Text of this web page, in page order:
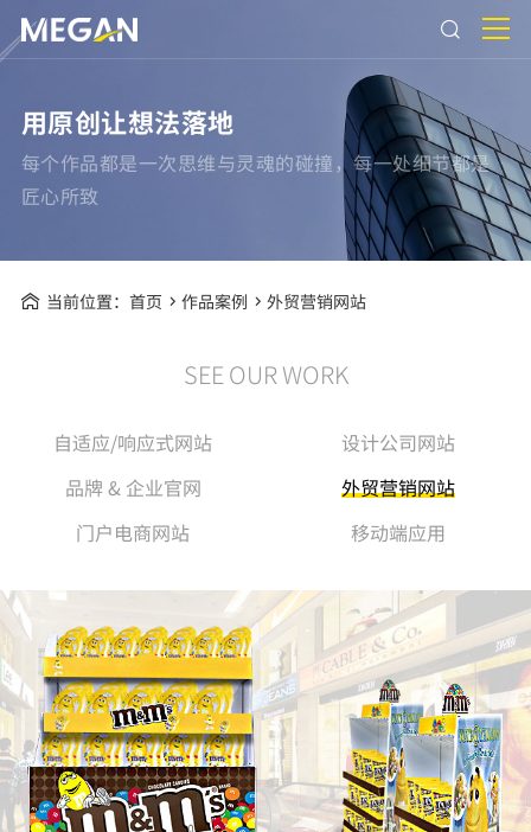
用原创让想法落地
每个作品都是一次思维与灵魂的碰撞，每一处细节都是
匠心所致
当前位置： 首页 作品案例 外贸营销网站
SEE OUR WORK
自适应/响应式网站
设计公司网站
品牌 & 企业官网
外贸营销网站
门户电商网站
移动端应用
HEJIA PRINTING & PACKAGING